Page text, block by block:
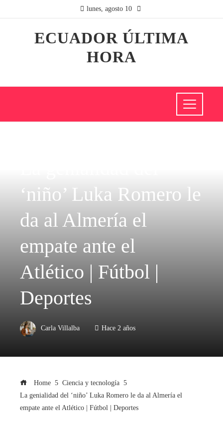
lunes, agosto 10
ECUADOR ÚLTIMA
HORA
‘niño’ Luka Romero le
da al Almería el
empate ante el
Atlético | Fútbol |
Deportes
Carla Villalba Hace 2 años
Home
Ciencia y tecnología
La genialidad del ‘niño’ Luka Romero le da al Almería el
empate ante el Atlético | Fútbol | Deportes